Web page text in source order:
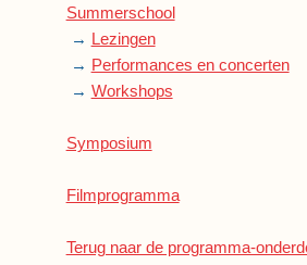
Summerschool
→ Lezingen
→ Performances en concerten
→ Workshops
Symposium
Filmprogramma
Terug naar de programma-